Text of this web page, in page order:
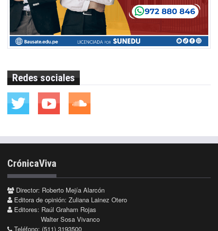
Redes sociales
CrónicaViva
Director: Roberto Mejía Alarcón
Editora de opinión: Zuliana Lainez Otero
Editores: Raúl Graham Rojas
Walter Sosa Vivanco
Teléfono: (511) 3193500